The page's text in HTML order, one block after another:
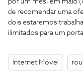
por um mês, em maio
de recomendar uma
dois estaremos
ilimitados para um
Internet Móvel